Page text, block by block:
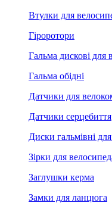
Втулки для
Гіроротори
Гальма дискові для
Гальма обідні
Датчики для
Датчики серцебиття
Диски гальмівні
Зірки для
Заглушки керма
Замки для ланцюга